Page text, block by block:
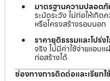
มาตรฐานความปลอด
ระมัดระวัง ไม่ก่อให้เกิด
หรือโครงสร้างรอบนอก
ราคายุติธรรมและโปร่ง
จริง ไม่มีค่าใช้จ่ายแอบ
ก่อสร้างได้
ช่องทางการติดต่อและเรียกใ